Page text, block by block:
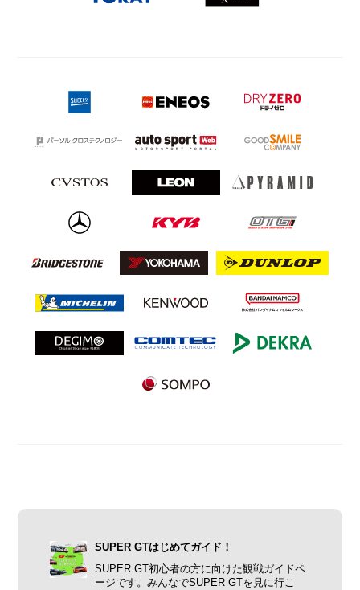
SUPER GTはじめてガイド！
SUPER GT初心者の方に向けた観戦ガイドペ
ージです。みんなでSUPER GTを見に行こ